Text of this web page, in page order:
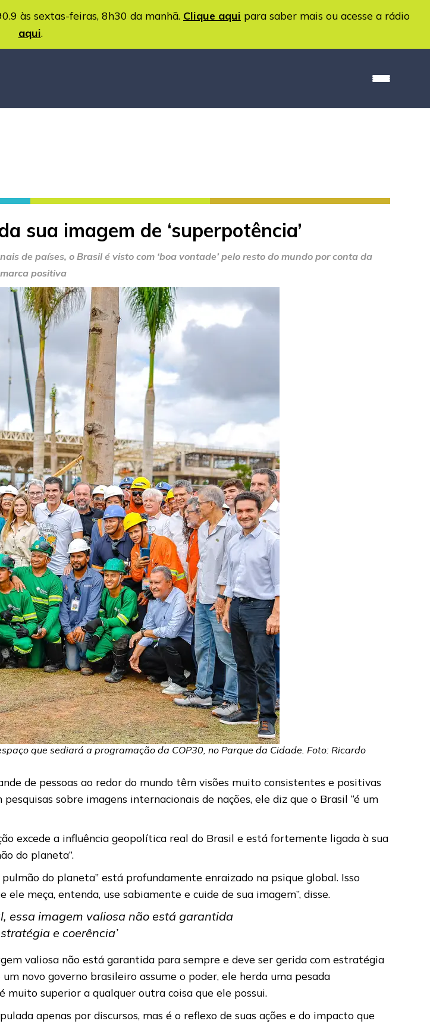
às sextas-feiras, 8h30 da manhã. Clique aqui para saber mais ou acesse a rádio
aqui.
sua imagem de ‘superpotência’
de países, o Brasil é visto com ‘boa vontade’ pelo resto do mundo por conta da
positiva
que sediará a programação da COP30, no Parque da Cidade. Foto: Ricardo
de pessoas ao redor do mundo têm visões muito consistentes e positivas
sobre imagens internacionais de nações, ele diz que o Brasil “é um
excede a influência geopolítica real do Brasil e está fortemente ligada à sua
do planeta”.
do planeta” está profundamente enraizado na psique global. Isso
meça, entenda, use sabiamente e cuide de sua imagem”, disse.
essa imagem valiosa não está garantida
e coerência’
valiosa não está garantida para sempre e deve ser gerida com estratégia
novo governo brasileiro assume o poder, ele herda uma pesada
muito superior a qualquer outra coisa que ele possui.
apenas por discursos, mas é o reflexo de suas ações e do impacto que